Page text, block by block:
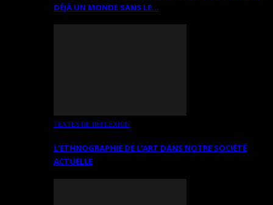
DÉJÀ UN MONDE SANS LE…
TEXTES DE RÉFLEXION
L’ETHNOGRAPHIE DE L’ART DANS NOTRE SOCIÉTÉ
ACTUELLE